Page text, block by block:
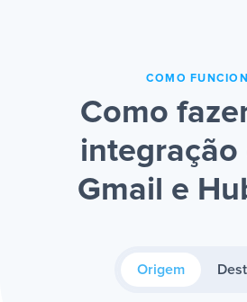
COMO
Como
integração
Gmail e
Origem